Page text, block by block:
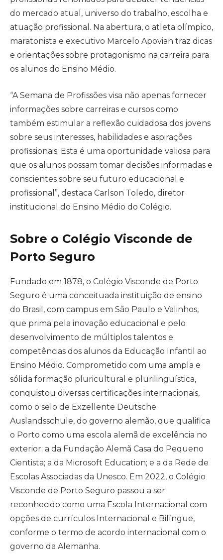
do mercado atual, universo do trabalho, escolha e
atuação profissional. Na abertura, o atleta olímpico,
maratonista e executivo Marcelo Apovian traz dicas
e orientações sobre protagonismo na carreira para
os alunos do Ensino Médio.
“A Semana de Profissões visa não apenas fornecer
informações sobre carreiras e cursos como
também estimular a reflexão cuidadosa dos jovens
sobre seus interesses, habilidades e aspirações
profissionais. Esta é uma oportunidade valiosa para
que os alunos possam tomar decisões informadas e
conscientes sobre seu futuro educacional e
profissional”, destaca Carlson Toledo, diretor
institucional do Ensino Médio do Colégio.
Sobre o Colégio Visconde de
Porto Seguro
Fundado em 1878, o Colégio Visconde de Porto
Seguro é uma conceituada instituição de ensino
do Brasil, com campus em São Paulo e Valinhos,
que prima pela inovação educacional e pelo
desenvolvimento de múltiplos talentos e
competências dos alunos da Educação Infantil ao
Ensino Médio. Comprometido com uma ampla e
sólida formação pluricultural e plurilinguística,
conquistou diversas certificações internacionais,
como o selo de Exzellente Deutsche
Auslandsschule, do governo alemão, que qualifica
o Porto como uma escola alemã de excelência no
exterior; a da Fundação Alemã Casa do Pequeno
Cientista; a da Microsoft Education; e a da Rede de
Escolas Associadas da Unesco. Em 2022, o Colégio
Visconde de Porto Seguro passou a ser
reconhecido como uma Escola Internacional com
opções de currículos Internacional e Bilíngue,
conforme o termo de acordo internacional com o
governo da Alemanha.